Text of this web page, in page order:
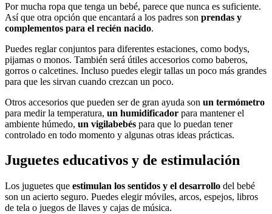
Por mucha ropa que tenga un bebé, parece que nunca es suficiente.
Así que otra opción que encantará a los padres son prendas y
complementos para el recién nacido.
Puedes reglar conjuntos para diferentes estaciones, como bodys,
pijamas o monos. También será útiles accesorios como baberos,
gorros o calcetines. Incluso puedes elegir tallas un poco más grandes
para que les sirvan cuando crezcan un poco.
Otros accesorios que pueden ser de gran ayuda son un termómetro
para medir la temperatura, un humidificador para mantener el
ambiente húmedo, un vigilabebés para que lo puedan tener
controlado en todo momento y algunas otras ideas prácticas.
Juguetes educativos y de estimulación
Los juguetes que estimulan los sentidos y el desarrollo del bebé
son un acierto seguro. Puedes elegir móviles, arcos, espejos, libros
de tela o juegos de llaves y cajas de música.